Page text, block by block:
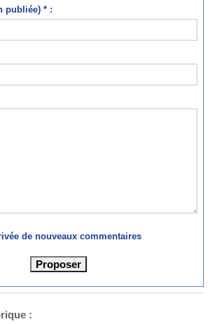
publiée) * :
de nouveaux commentaires
: